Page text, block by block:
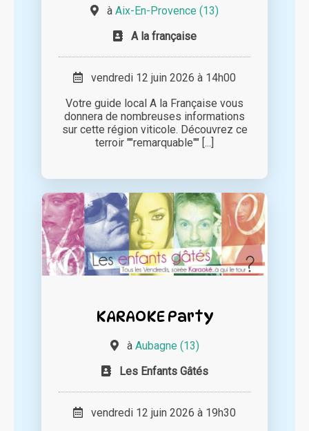
à Aix-En-Provence (13)
A la française
vendredi 12 juin 2026 à 14h00
Votre guide local A la Française vous
donnera de nombreuses informations
sur cette région viticole. Découvrez ce
terroir ""remarquable"" [...]
KARAOKE Party
à Aubagne (13)
Les Enfants Gâtés
vendredi 12 juin 2026 à 19h30